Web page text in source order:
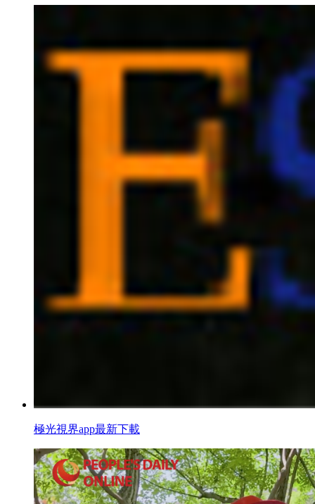
極光視界app最新下載